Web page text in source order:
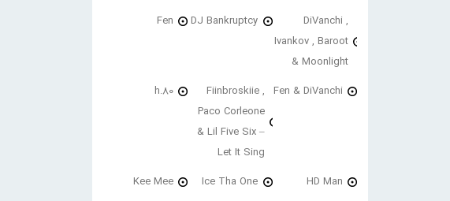
DiVanchi ,
Ivankov , Baroot
& Moonlight
DJ Bankruptcy
Fen
Fen & DiVanchi
Fiinbroskiie ,
Paco Corleone
& Lil Five Six –
Let It Sing
h.80
HD Man
Ice Tha One
Kee Mee